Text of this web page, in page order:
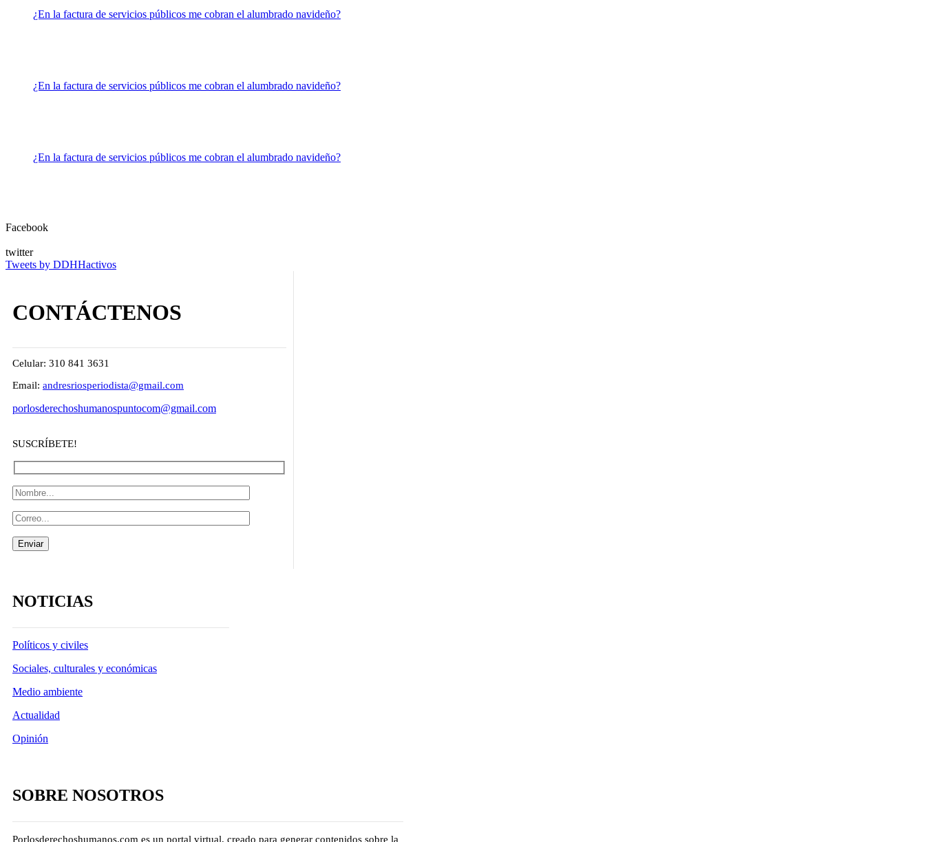
¿En la factura de servicios públicos me cobran el alumbrado navideño?
¿En la factura de servicios públicos me cobran el alumbrado navideño?
¿En la factura de servicios públicos me cobran el alumbrado navideño?
Facebook
twitter
Tweets by DDHHactivos
CONTÁCTENOS
Celular: 310 841 3631
Email: andresriosperiodista@gmail.com
porlosderechoshumanospuntocom@gmail.com
SUSCRÍBETE!
NOTICIAS
Políticos y civiles
Sociales, culturales y económicas
Medio ambiente
Actualidad
Opinión
SOBRE NOSOTROS
Porlosderechoshumanos.com es un portal virtual, creado para generar contenidos sobre la